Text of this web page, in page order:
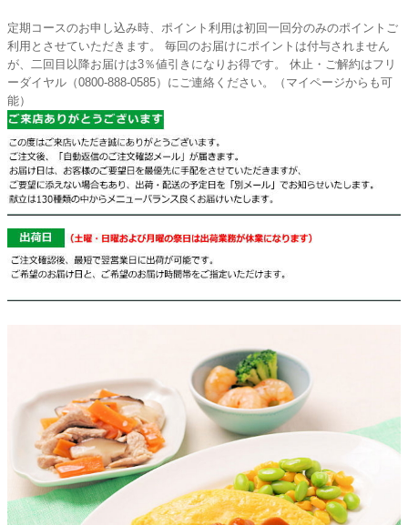
定期コースのお申し込み時、ポイント利用は初回一回分のみのポイントご
利用とさせていただきます。 毎回のお届けにポイントは付与されません
が、二回目以降お届けは3％値引きになりお得です。 休止・ご解約はフリ
ーダイヤル（0800-888-0585）にご連絡ください。（マイページからも可
能）